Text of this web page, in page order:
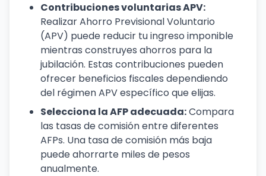
Contribuciones voluntarias APV:
Realizar Ahorro Previsional Voluntario
(APV) puede reducir tu ingreso imponible
mientras construyes ahorros para la
jubilación. Estas contribuciones pueden
ofrecer beneficios fiscales dependiendo
del régimen APV específico que elijas.
Selecciona la AFP adecuada:Compara
las tasas de comisión entre diferentes
AFPs. Una tasa de comisión más baja
puede ahorrarte miles de pesos
anualmente.